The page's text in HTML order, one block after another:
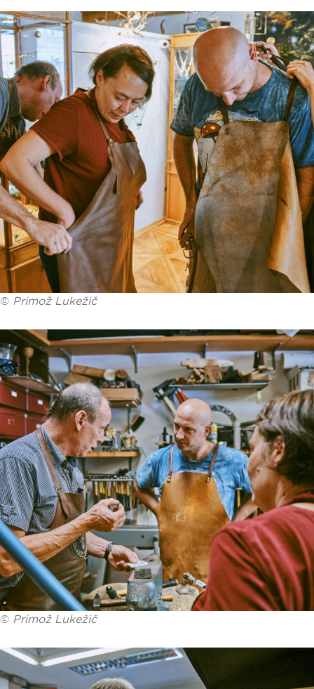
© Primož Lukežič
© Primož Lukežič